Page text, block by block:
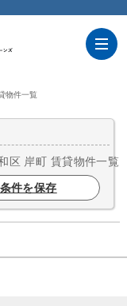
物件一覧
区 岸町 賃貸物件一覧
条件を保存